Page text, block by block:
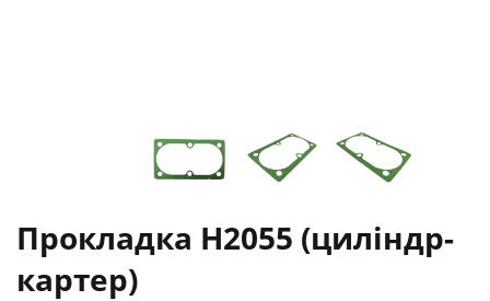
Прокладка H2055 (циліндр-
картер)